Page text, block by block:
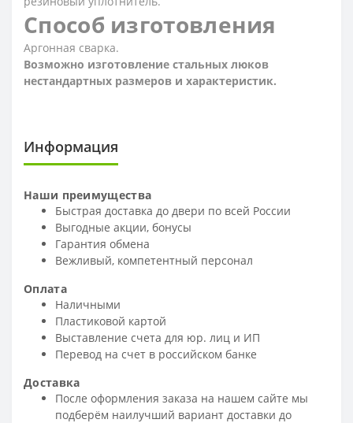
Способ изготовления
Аргонная сварка.
Возможно изготовление стальных люков
нестандартных размеров и характеристик.
Информация
Наши преимущества
Быстрая доставка до двери по всей России
Выгодные акции, бонусы
Гарантия обмена
Вежливый, компетентный персонал
Оплата
Наличными
Пластиковой картой
Выставление счета для юр. лиц и ИП
Перевод на счет в российском банке
Доставка
После оформления заказа на нашем сайте мы
подберём наилучший вариант доставки до